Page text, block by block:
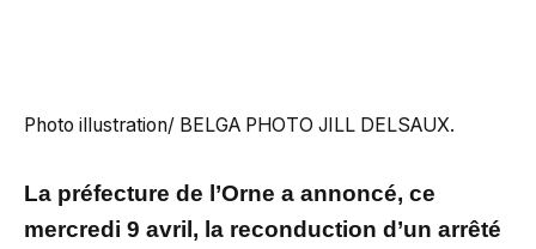
Photo illustration/ BELGA PHOTO JILL DELSAUX.
La préfecture de l’Orne a annoncé, ce
mercredi 9 avril, la reconduction d’un arrêté